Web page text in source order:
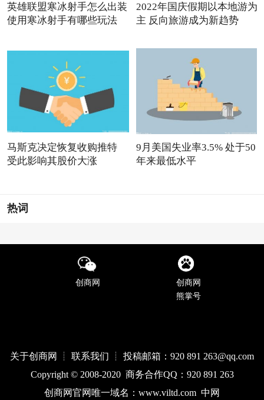
英雄联盟寒冰射手怎么出装
使用寒冰射手有哪些玩法
2022年国庆假期以本地游为
主 反向旅游成为新趋势
马斯克决定恢复收购推特
受此影响其股价大涨
9月美国失业率3.5% 处于50
年来最低水平
热词
创商网
创商网
熊掌号
关于创商网 ┊ 联系我们 ┊ 投稿邮箱：920 891 263@qq.com
Copyright © 2008-2020 商务合作QQ：920 891 263
创商网官网唯一域名： www.viltd.com 中网